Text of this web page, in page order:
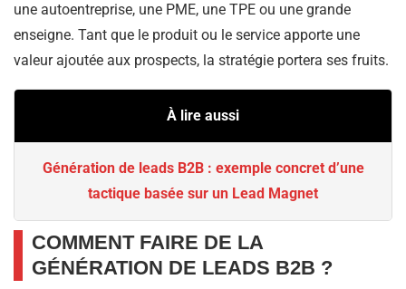
une autoentreprise, une PME, une TPE ou une grande
enseigne. Tant que le produit ou le service apporte une
valeur ajoutée aux prospects, la stratégie portera ses fruits.
À lire aussi
Génération de leads B2B : exemple concret d’une
tactique basée sur un Lead Magnet
COMMENT FAIRE DE LA
GÉNÉRATION DE LEADS B2B ?